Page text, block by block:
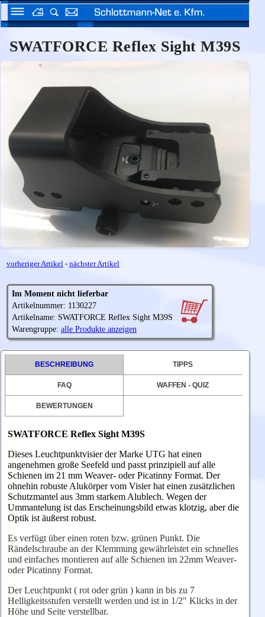
SWATFORCE Reflex Sight M39S
vorheriger Artikel - nächster Artikel
Im Moment nicht lieferbar
Artikelnummer: 1130227
Artikelname: SWATFORCE Reflex Sight M39S
Warengruppe: alle Produkte anzeigen
BESCHREIBUNG TIPPS
FAQ WAFFEN - QUIZ
BEWERTUNGEN
SWATFORCE Reflex Sight M39S
Dieses Leuchtpunktvisier der Marke UTG hat einen
angenehmen große Seefeld und passt prinzipiell auf alle
Schienen im 21 mm Weaver- oder Picatinny Format. Der
ohnehin robuste Alukörper vom Visier hat einen zusätzlichen
Schutzmantel aus 3mm starkem Alublech. Wegen der
Ummantelung ist das Erscheinungsbild etwas klotzig, aber die
Optik ist äußerst robust.
Es verfügt über einen roten bzw. grünen Punkt. Die
Rändelschraube an der Klemmung gewährleistet ein schnelles
und einfaches montieren auf alle Schienen im 22mm Weaver-
oder Picatinny Format.
Der Leuchtpunkt ( rot oder grün ) kann in bis zu 7
Helligkeitsstufen verstellt werden und ist in 1/2" Klicks in der
Höhe und Seite verstellbar.